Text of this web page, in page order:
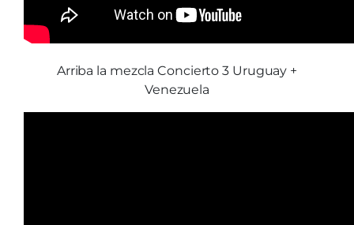
Arriba la mezcla Concierto 3 Uruguay +
Venezuela